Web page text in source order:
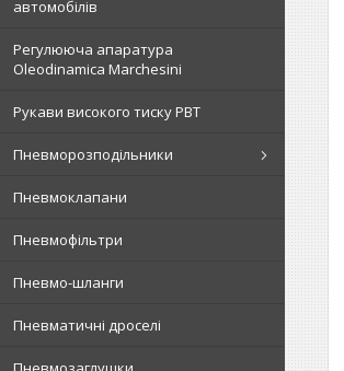
автомобілів
Регулююча апаратура
Oleodinamica Marchesini
Рукави високого тиску РВТ
Пневморозподільники
Пневмоклапани
Пневмофільтри
Пневмо-шланги
Пневматичні дроселі